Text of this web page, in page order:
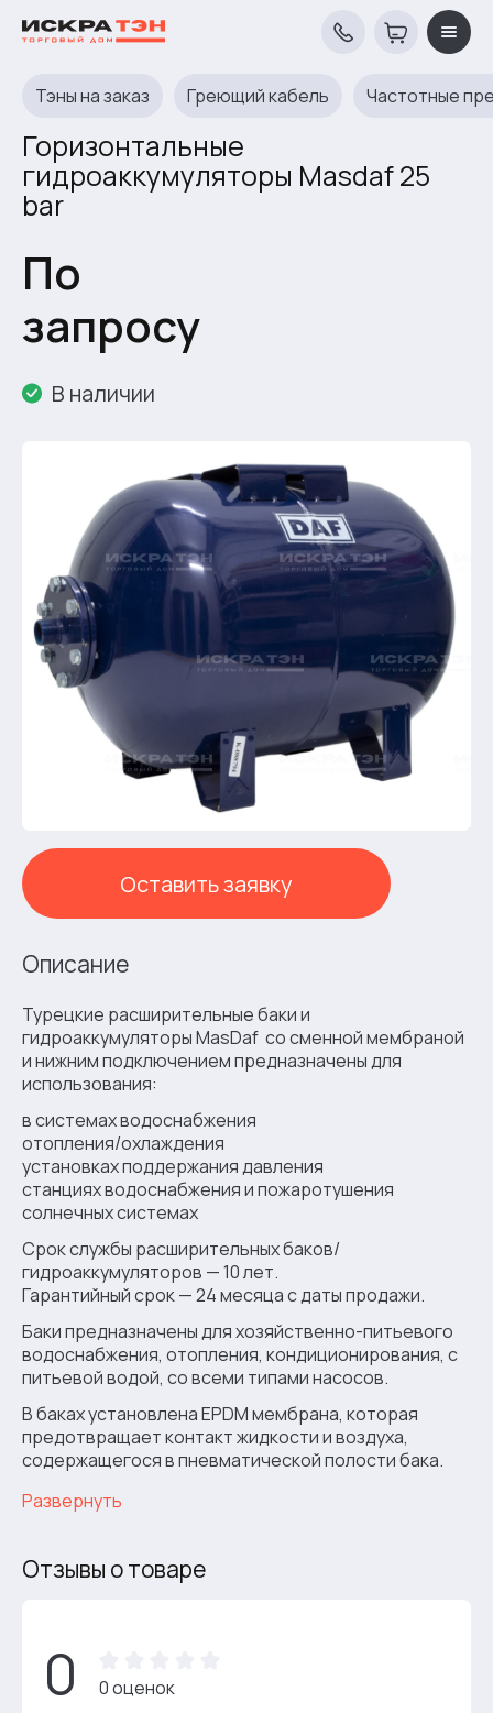
Тэны на заказ Греющий кабель Частотные
Горизонтальные
гидроаккумуляторы Masdaf 25
bar
По
запросу
В наличии
Оставить заявку
Описание
Турецкие расширительные баки и
гидроаккумуляторы MasDaf со сменной мембраной
и нижним подключением предназначены для
использования:
в системах водоснабжения
отопления/охлаждения
установках поддержания давления
станциях водоснабжения и пожаротушения
солнечных системах
Срок службы расширительных баков/
гидроаккумуляторов — 10 лет.
Гарантийный срок — 24 месяца с даты продажи.
Баки предназначены для хозяйственно-питьевого
водоснабжения, отопления, кондиционирования, с
питьевой водой, со всеми типами насосов.
В баках установлена EPDM мембрана, которая
предотвращает контакт жидкости и воздуха,
содержащегося в пневматической полости бака.
Развернуть
Отзывы о товаре
0 0 оценок